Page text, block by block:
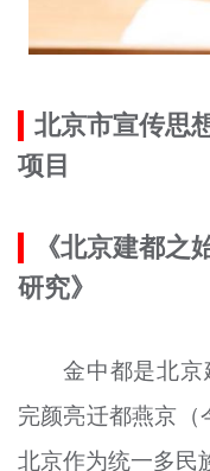
北京市宣传思
项目
《北京建都
研究》
金中都是北
完颜亮迁都燕京（
北京作为统一多民